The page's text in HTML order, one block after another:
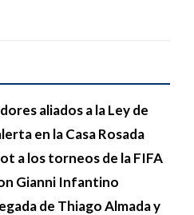
aliados a la Ley de
en la Casa Rosada
a los torneos de la FIFA
Gianni Infantino
de Thiago Almada y